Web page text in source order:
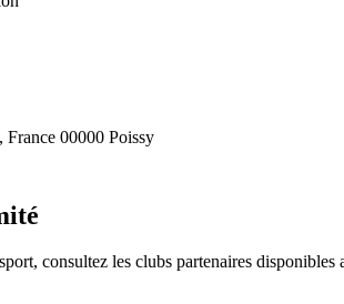
France 00000 Poissy
sport, consultez les clubs partenaires disponibles